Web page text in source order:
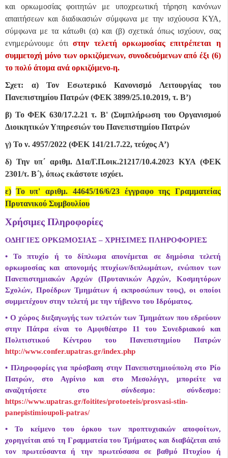
και ορκωμοσίας φοιτητών με υποχρεωτική τήρηση κανόνων
απαιτήσεων και διαδικασιών σύμφωνα με την ισχύουσα ΚΥΑ,
σύμφωνα με τα κάτωθι (α) και (β) σχετικά όπως ισχύουν, σας
ενημερώνουμε ότιστην τελετή ορκωμοσίας επιτρέπεται η
συμμετοχή μόνο των ορκιζόμενων, συνοδευόμενων από έξι (6)
το πολύ άτομα ανά ορκιζόμενο-η.
Σχετ: α) Τον Εσωτερικό Κανονισμό Λειτουργίας του
Πανεπιστημίου Πατρών (ΦΕΚ 3899/25.10.2019, τ. Β’)
β) Το ΦΕΚ 630/17.2.21 τ. Β' (Συμπλήρωση του Οργανισμού
Διοικητικών Υπηρεσιών του Πανεπιστημίου Πατρών
γ) Το ν. 4957/2022 (ΦΕΚ 141/21.7.22, τεύχος Α’)
δ) Την υπ΄ αριθμ. Δ1α/Γ.Π.οικ.21217/10.4.2023 ΚΥΑ (ΦΕΚ
2301/τ. Β΄), όπως εκάστοτε ισχύει.
ε) Το υπ' αριθμ. 44645/16/6/23 έγγραφο της Γραμματείας
Πρυτανικού Συμβουλίου
Χρήσιμες Πληροφορίες
ΟΔΗΓΙΕΣ ΟΡΚΩΜΟΣΙΑΣ – ΧΡΗΣΙΜΕΣ ΠΛΗΡΟΦΟΡΙΕΣ
• Το πτυχίο ή το δίπλωμα απονέμεται σε δημόσια τελετή
ορκωμοσίας και απονομής πτυχίων/διπλωμάτων, ενώπιον των
Πανεπιστημιακών Αρχών (Πρυτανικών Αρχών, Κοσμητόρων
Σχολών, Προέδρων Τμημάτων ή εκπροσώπων τους), οι οποίοι
συμμετέχουν στην τελετή με την τήβεννο του Ιδρύματος.
• Ο χώρος διεξαγωγής των τελετών των Τμημάτων που εδρεύουν
στην Πάτρα είναι το Αμφιθέατρο Ι1 του Συνεδριακού και
Πολιτιστικού Κέντρου του Πανεπιστημίου Πατρών
http://www.confer.upatras.gr/index.php
• Πληροφορίες για πρόσβαση στην Πανεπιστημιούπολη στο Ρίο
Πατρών, στο Αγρίνιο και στο Μεσολόγγι, μπορείτε να
αναζητήσετε στο σύνδεσμο: σύνδεσμο:
https://www.upatras.gr/foitites/protoeteis/prosvasi-stin-
panepistimioupoli-patras/
• Το κείμενο του όρκου των προπτυχιακών αποφοίτων,
χορηγείται από τη Γραμματεία του Τμήματος και διαβάζεται από
τον πρωτεύσαντα ή την πρωτεύσασα σε βαθμό Πτυχίου ή